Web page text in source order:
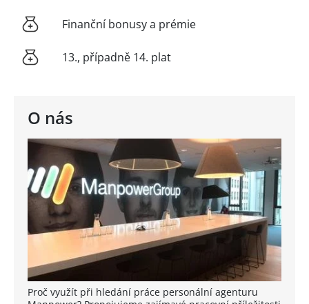
O nás
Proč využít při hledání práce personální agenturu
Finanční bonusy a prémie
13., případně 14. plat